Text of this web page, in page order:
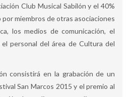
Club Musical Sabilón y el 40%
miembros de otras asociaciones
los medios de comunicación, el
personal del área de Cultura del
consistirá en la grabación de un
San Marcos 2015 y el premio al